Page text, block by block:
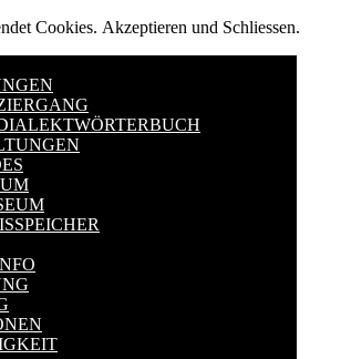
Cookies. Akzeptieren und Schliessen.